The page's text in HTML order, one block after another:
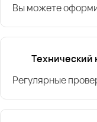
Вы можете
Технический
Регулярные